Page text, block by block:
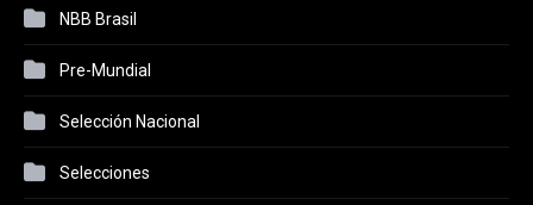
NBB Brasil
Pre-Mundial
Selección Nacional
Selecciones